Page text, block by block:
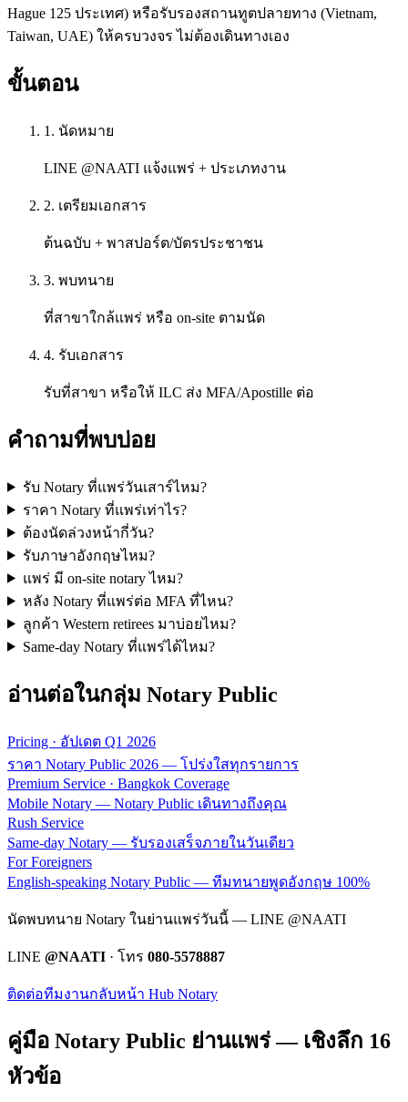
Hague 125 ประเทศ) หรือรับรองสถานทูตปลายทาง (Vietnam,
Taiwan, UAE) ให้ครบวงจร ไม่ต้องเดินทางเอง
ขั้นตอน
1. นัดหมาย
LINE @NAATI แจ้งแพร่ + ประเภทงาน
2. เตรียมเอกสาร
ต้นฉบับ + พาสปอร์ต/บัตรประชาชน
3. พบทนาย
ที่สาขาใกล้แพร่ หรือ on-site ตามนัด
4. รับเอกสาร
รับที่สาขา หรือให้ ILC ส่ง MFA/Apostille ต่อ
คำถามที่พบบ่อย
รับ Notary ที่แพร่วันเสาร์ไหม?
ราคา Notary ที่แพร่เท่าไร?
ต้องนัดล่วงหน้ากี่วัน?
รับภาษาอังกฤษไหม?
แพร่ มี on-site notary ไหม?
หลัง Notary ที่แพร่ต่อ MFA ที่ไหน?
ลูกค้า Western retirees มาบ่อยไหม?
Same-day Notary ที่แพร่ได้ไหม?
อ่านต่อในกลุ่ม Notary Public
Pricing · อัปเดต Q1 2026
ราคา Notary Public 2026 — โปร่งใสทุกรายการ
Premium Service · Bangkok Coverage
Mobile Notary — Notary Public เดินทางถึงคุณ
Rush Service
Same-day Notary — รับรองเสร็จภายในวันเดียว
For Foreigners
English-speaking Notary Public — ทีมทนายพูดอังกฤษ 100%
นัดพบทนาย Notary ในย่านแพร่วันนี้ — LINE @NAATI
LINE @NAATI · โทร 080-5578887
ติดต่อทีมงานกลับหน้า Hub Notary
คู่มือ Notary Public ย่านแพร่— เชิงลึก 16
หัวข้อ